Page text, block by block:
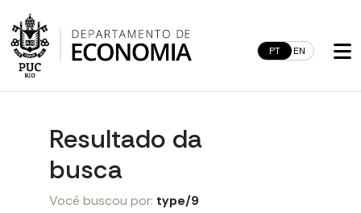
to
content
PT EN
Resultado da
busca
Você buscou por: type/9